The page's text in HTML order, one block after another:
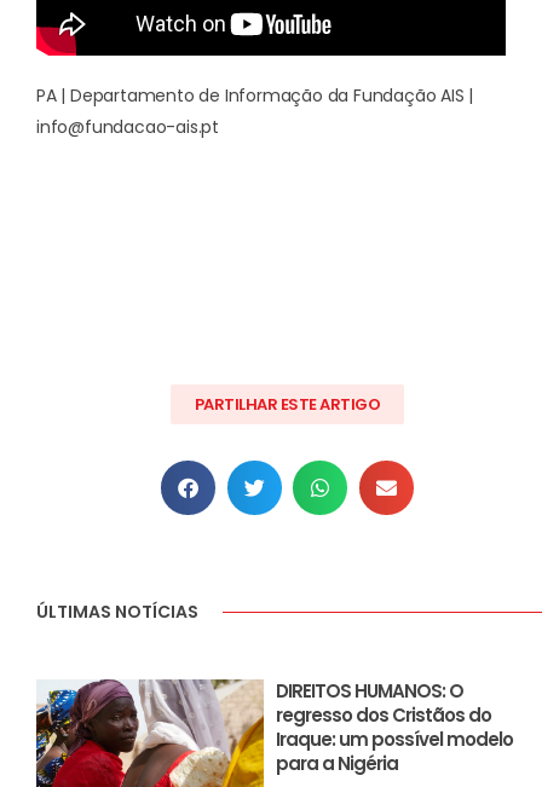
PA | Departamento de Informação da Fundação AIS |
info@fundacao-ais.pt
PARTILHAR ESTE ARTIGO
ÚLTIMAS NOTÍCIAS
DIREITOS HUMANOS: O
regresso dos Cristãos do
Iraque: um possível modelo
para a Nigéria